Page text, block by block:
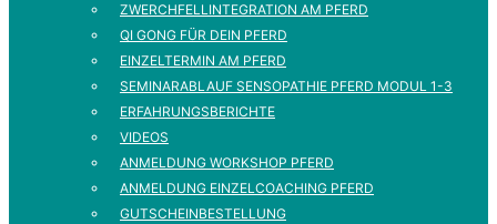
ZWERCHFELLINTEGRATION AM PFERD
QI GONG FÜR DEIN PFERD
EINZELTERMIN AM PFERD
SEMINARABLAUF SENSOPATHIE PFERD MODUL 1-3
ERFAHRUNGSBERICHTE
VIDEOS
ANMELDUNG WORKSHOP PFERD
ANMELDUNG EINZELCOACHING PFERD
GUTSCHEINBESTELLUNG